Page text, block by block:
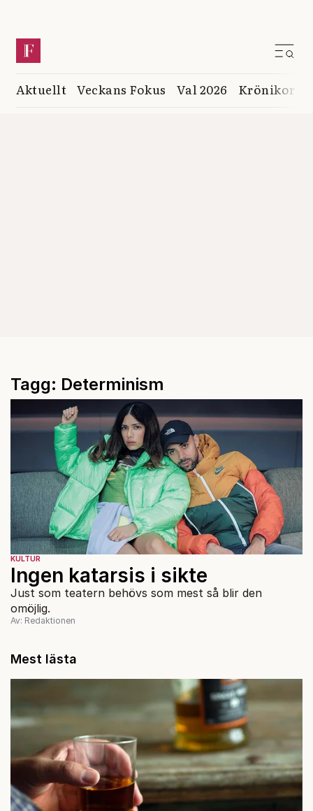
Aktuellt Veckans Fokus Val 2026 Krönikor
Tagg: Determinism
KULTUR
Ingen katarsis i sikte
Just som teatern behövs som mest så blir den
omöjlig.
Av: Redaktionen
Mest lästa